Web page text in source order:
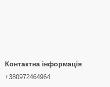
Контактна інформація
+380972464964